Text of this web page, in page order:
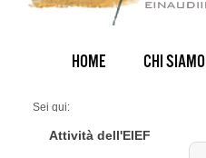
HOME CHI SIAMO
Sei qui:
Seminars 2026
Attività dell'EIEF